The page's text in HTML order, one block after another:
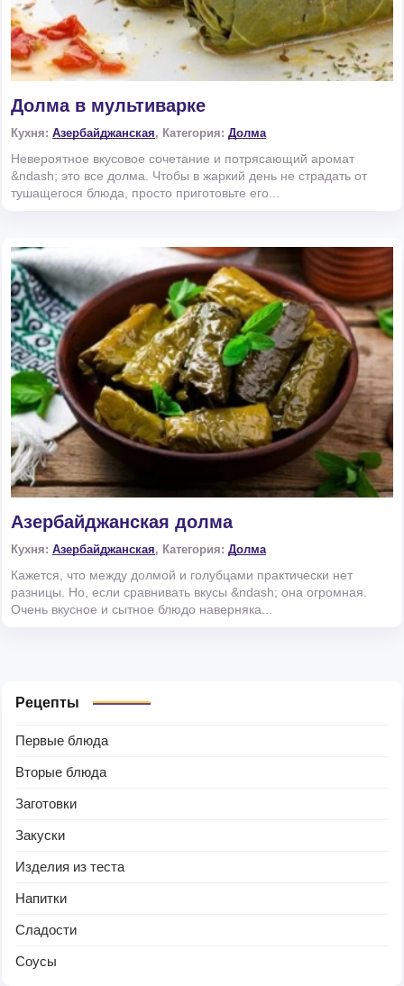
Долма в мультиварке
Кухня: Азербайджанская, Категория: Долма
Невероятное вкусовое сочетание и потрясающий аромат
&ndash; это все долма. Чтобы в жаркий день не страдать от
тушащегося блюда, просто приготовьте его...
Азербайджанская долма
Кухня: Азербайджанская, Категория: Долма
Кажется, что между долмой и голубцами практически нет
разницы. Но, если сравнивать вкусы &ndash; она огромная.
Очень вкусное и сытное блюдо наверняка...
Рецепты
Первые блюда
Вторые блюда
Заготовки
Закуски
Изделия из теста
Напитки
Сладости
Соусы